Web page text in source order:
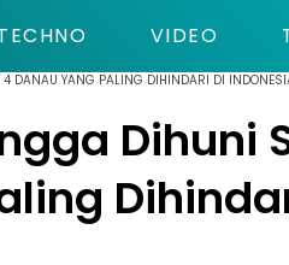
VIDEO
DANAU YANG PALING DIHINDARI DI
Dihuni